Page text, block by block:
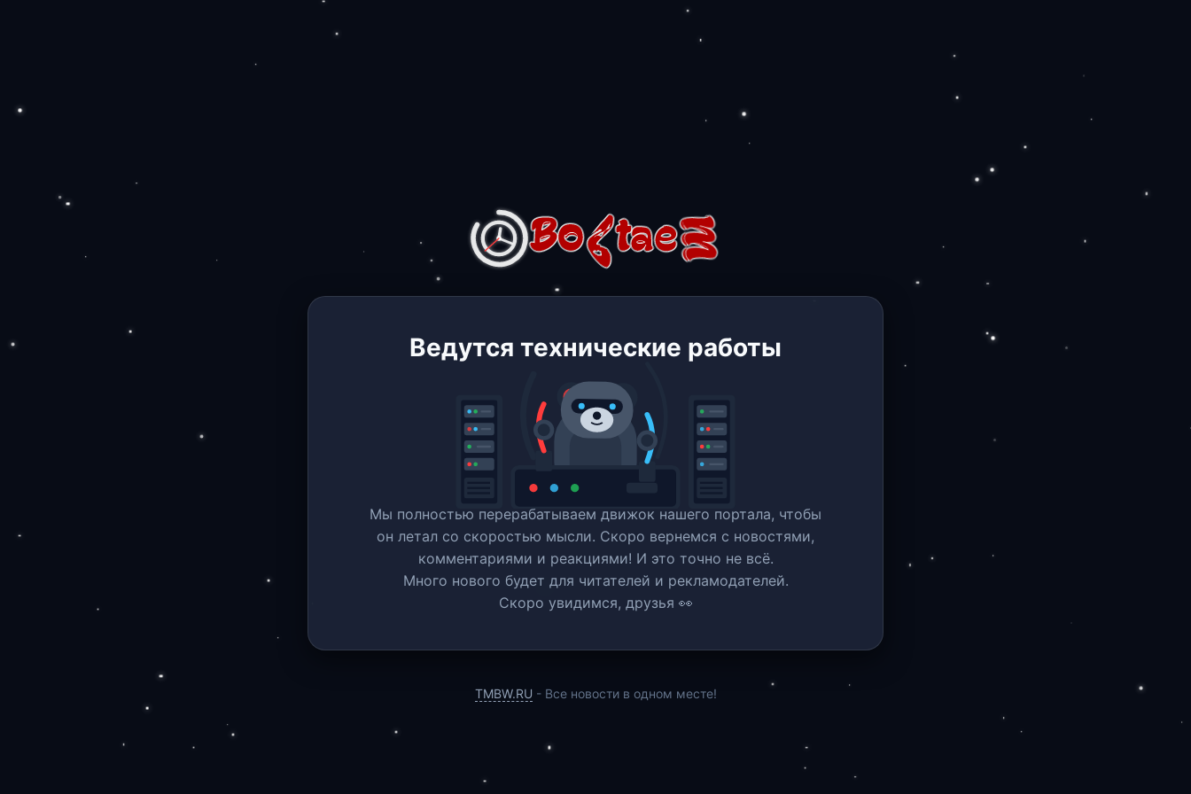
Ведутся технические работы
Мы полностью перерабатываем движок нашего портала, чтобы
он летал со скоростью мысли. Скоро вернемся c новостями,
комментариями и реакциями! И это точно не всё.
Много нового будет для читателей и рекламодателей.
Скоро увидимся, друзья 👀
TMBW.RU - Все новости в одном месте!